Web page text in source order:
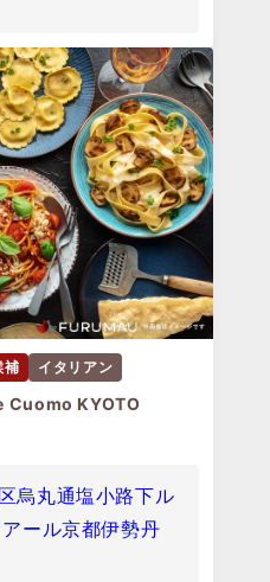
補 イタリアン
KYOTO
烏丸通塩小路下ル
ール京都伊勢丹